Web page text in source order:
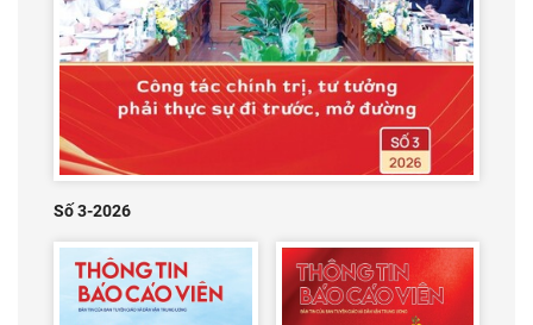
Số 3-2026